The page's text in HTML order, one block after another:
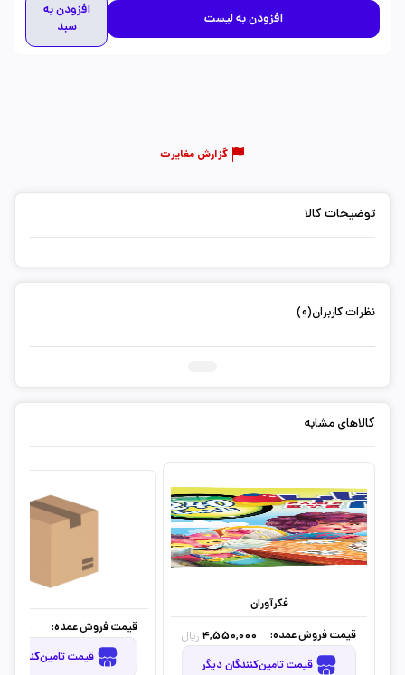
افزودن به لیست
افزودن به
سبد
گزارش مغایرت
توضیحات کالا
نظرات کاربران(0)
کالاهای مشابه
فکرآوران
قیمت فروش عمده:
4,550,000 ریال
قیمت تامین‌کنندگان دیگر
قیمت فروش عمده:
قیمت تامین‌کنندگان دیگر